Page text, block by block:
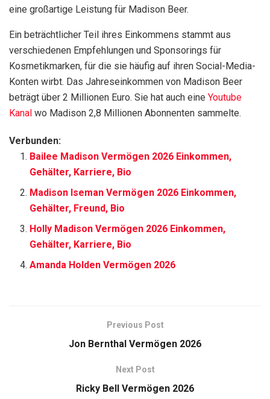
eine großartige Leistung für Madison Beer.
Ein beträchtlicher Teil ihres Einkommens stammt aus
verschiedenen Empfehlungen und Sponsorings für
Kosmetikmarken, für die sie häufig auf ihren Social-Media-
Konten wirbt. Das Jahreseinkommen von Madison Beer
beträgt über 2 Millionen Euro. Sie hat auch eine Youtube
Kanal wo Madison 2,8 Millionen Abonnenten sammelte.
Verbunden:
Bailee Madison Vermögen 2026 Einkommen,
Gehälter, Karriere, Bio
Madison Iseman Vermögen 2026 Einkommen,
Gehälter, Freund, Bio
Holly Madison Vermögen 2026 Einkommen,
Gehälter, Karriere, Bio
Amanda Holden Vermögen 2026
Previous Post
Jon Bernthal Vermögen 2026
Next Post
Ricky Bell Vermögen 2026